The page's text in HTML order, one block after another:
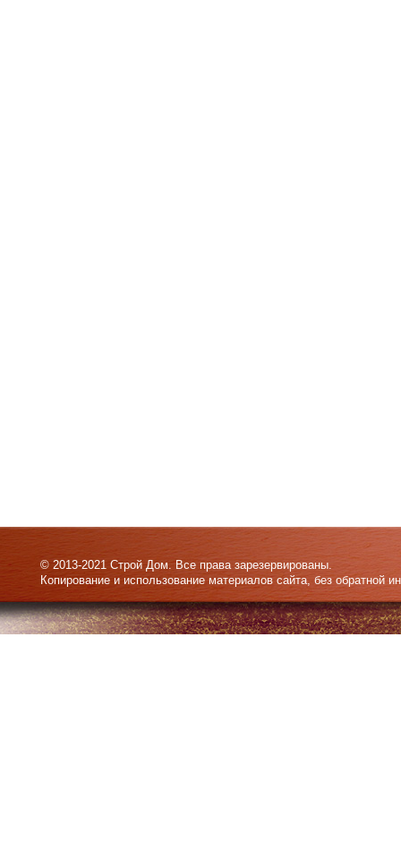
© 2013-2021 Строй Дом. Все права зарезервированы.
Копирование и использование материалов сайта, без обратной